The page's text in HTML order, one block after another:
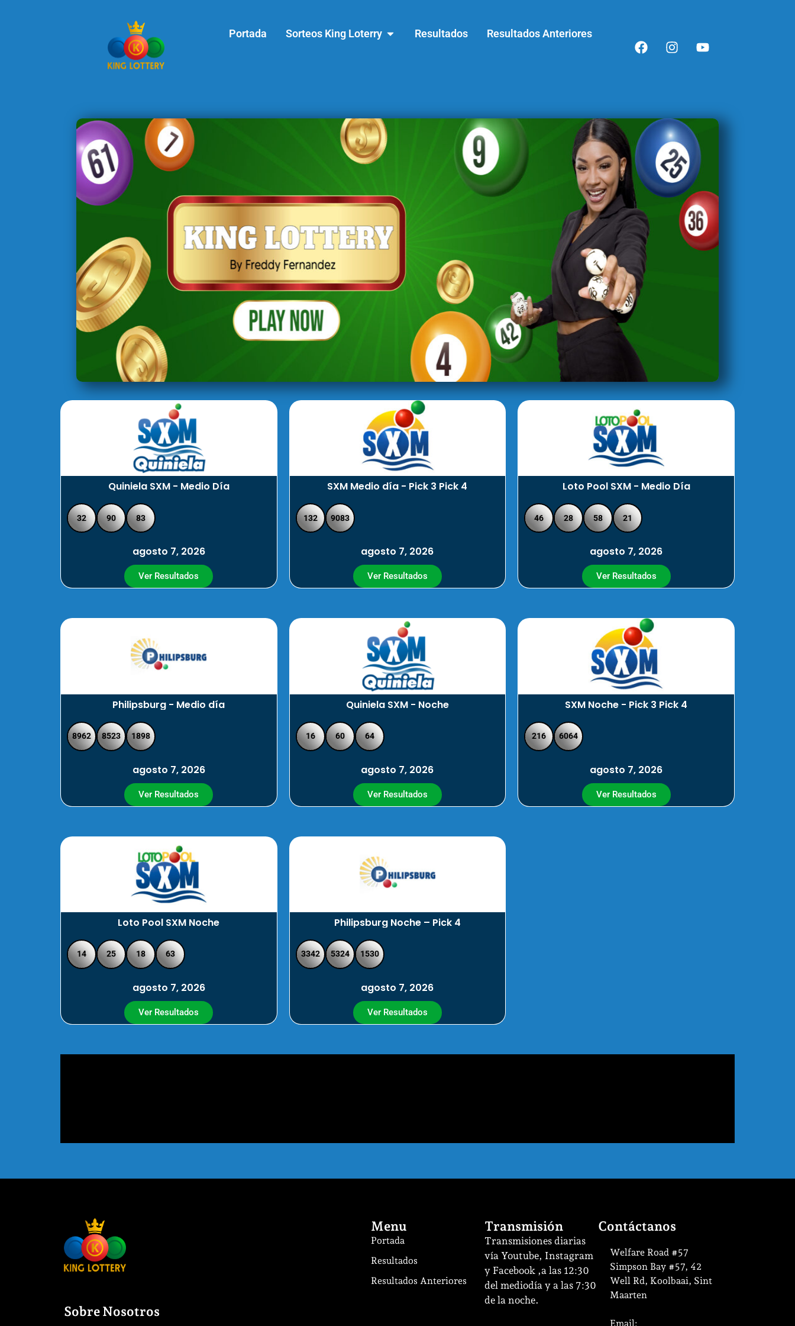
Portada Sorteos King Loterry Resultados Resultados Anteriores
Quiniela SXM - Medio Día SXM Medio día - Pick 3 Pick 4 Loto Pool SXM - Medio Día
32 90 83
agosto 7, 2026
132 9083
agosto 7, 2026
46 28 58 21
agosto 7, 2026
Ver Resultados Ver Resultados Ver Resultados
Philipsburg - Medio día Quiniela SXM - Noche SXM Noche - Pick 3 Pick 4
8962 8523 1898
agosto 7, 2026
16 60 64
agosto 7, 2026
216 6064
agosto 7, 2026
Ver Resultados Ver Resultados Ver Resultados
Loto Pool SXM Noche Philipsburg Noche – Pick 4
14 25 18 63
agosto 7, 2026
3342 5324 1530
agosto 7, 2026
Ver Resultados Ver Resultados
Sobre Nosotros
Menu
Portada
Resultados
Resultados Anteriores
Transmisión
Transmisiones diarias
vía Youtube, Instagram
y Facebook ,a las 12:30
del mediodía y a las 7:30
de la noche.
Contáctanos
Welfare Road #57
Simpson Bay #57, 42
Well Rd, Koolbaai, Sint
Maarten
Email: